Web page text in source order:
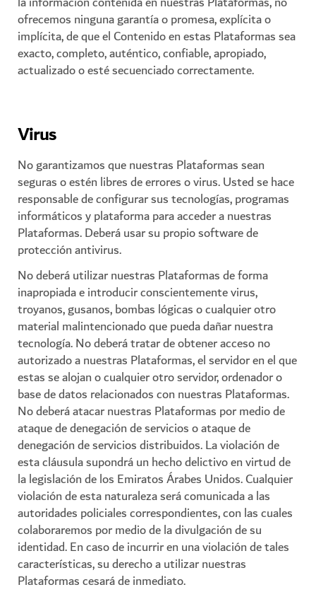
ofrecemos ninguna garantía o promesa, explícita o
implícita, de que el Contenido en estas Plataformas sea
exacto, completo, auténtico, confiable, apropiado,
actualizado o esté secuenciado correctamente.
Virus
No garantizamos que nuestras Plataformas sean
seguras o estén libres de errores o virus. Usted se hace
responsable de configurar sus tecnologías, programas
informáticos y plataforma para acceder a nuestras
Plataformas. Deberá usar su propio software de
protección antivirus.
No deberá utilizar nuestras Plataformas de forma
inapropiada e introducir conscientemente virus,
troyanos, gusanos, bombas lógicas o cualquier otro
material malintencionado que pueda dañar nuestra
tecnología. No deberá tratar de obtener acceso no
autorizado a nuestras Plataformas, el servidor en el que
estas se alojan o cualquier otro servidor, ordenador o
base de datos relacionados con nuestras Plataformas.
No deberá atacar nuestras Plataformas por medio de
ataque de denegación de servicios o ataque de
denegación de servicios distribuidos. La violación de
esta cláusula supondrá un hecho delictivo en virtud de
la legislación de los Emiratos Árabes Unidos. Cualquier
violación de esta naturaleza será comunicada a las
autoridades policiales correspondientes, con las cuales
colaboraremos por medio de la divulgación de su
identidad. En caso de incurrir en una violación de tales
características, su derecho a utilizar nuestras
Plataformas cesará de inmediato.